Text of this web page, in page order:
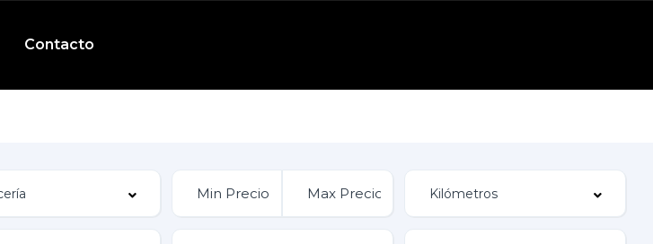
Contacto